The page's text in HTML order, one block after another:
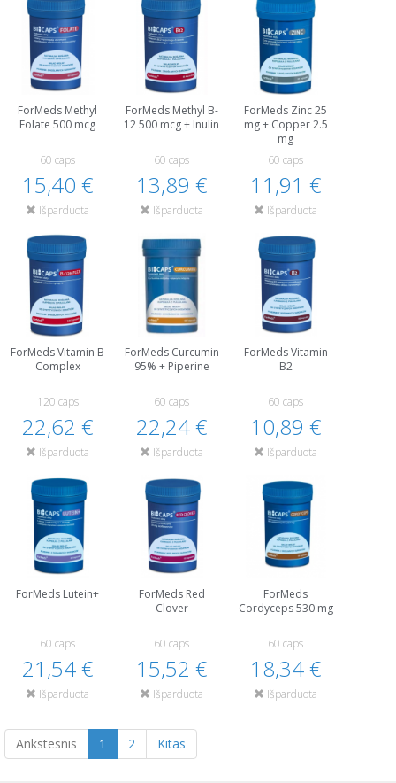
ForMeds Methyl
Folate 500 mcg
60 caps
15,40 €
Išparduota
ForMeds Methyl B-
12 500 mcg + Inulin
60 caps
13,89 €
Išparduota
ForMeds Zinc 25
mg + Copper 2.5
mg
60 caps
11,91 €
Išparduota
ForMeds Vitamin B
Complex
120 caps
22,62 €
Išparduota
ForMeds Curcumin
95% + Piperine
60 caps
22,24 €
Išparduota
ForMeds Vitamin
B2
60 caps
10,89 €
Išparduota
ForMeds Lutein+
60 caps
21,54 €
Išparduota
ForMeds Red
Clover
60 caps
15,52 €
Išparduota
ForMeds
Cordyceps 530 mg
60 caps
18,34 €
Išparduota
Ankstesnis 1 2 Kitas